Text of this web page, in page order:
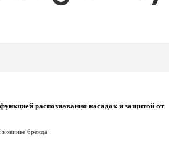
распознавания насадок и защитой от
бренда